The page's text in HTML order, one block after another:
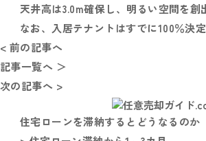
天井高は3.0m確保し、明るい空間を創
なお、入居テナントはすでに100％決定
< 前の記事へ
記事一覧へ ＞
次の記事へ >
住宅ローンを滞納するとどうなるのか